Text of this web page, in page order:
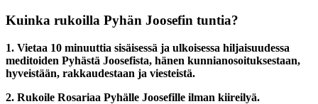
Kuinka rukoilla Pyhän Joosefin tuntia?
1. Vietaa 10 minuuttia sisäisessä ja ulkoisessa hiljaisuudessa
meditoiden Pyhästä Joosefista, hänen kunnianosoituksestaan,
hyveistään, rakkaudestaan ja viesteistä.
2. Rukoile Rosariaa Pyhälle Joosefille ilman kiireilyä.